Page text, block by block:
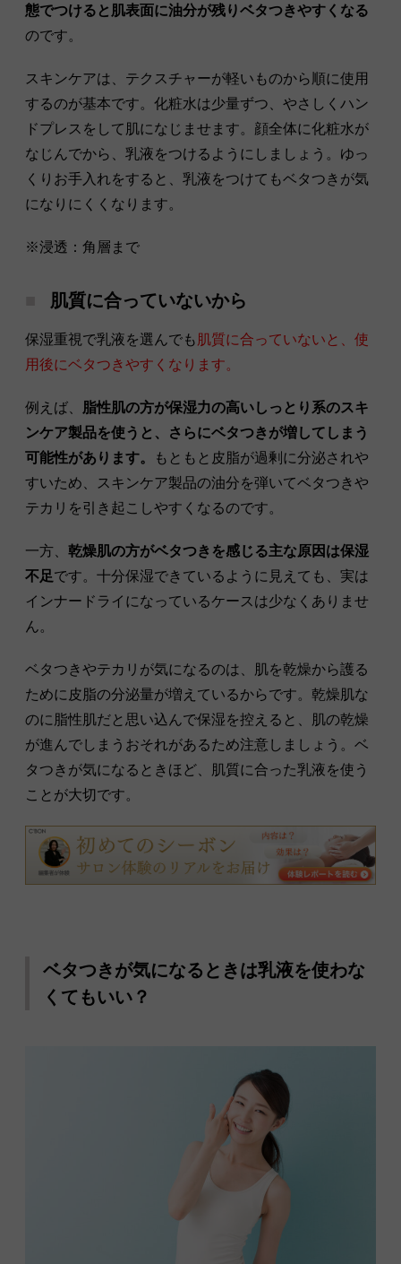
態でつけると肌表面に油分が残りベタつきやすくなる
のです。
スキンケアは、テクスチャーが軽いものから順に使用
するのが基本です。化粧水は少量ずつ、やさしくハン
ドプレスをして肌になじませます。顔全体に化粧水が
なじんでから、乳液をつけるようにしましょう。ゆっ
くりお手入れをすると、乳液をつけてもベタつきが気
になりにくくなります。
※浸透：角層まで
肌質に合っていないから
保湿重視で乳液を選んでも 肌質に合っていないと、使
用後にベタつきやすくなります。
例えば、
脂性肌の方が保湿力の高いしっとり系のスキ
ンケア製品を使うと、さらにベタつきが増してしまう
可能性があります。
もともと皮脂が過剰に分泌されや
すいため、スキンケア製品の油分を弾いてベタつきや
テカリを引き起こしやすくなるのです。
一方、 乾燥肌の方がベタつきを感じる主な原因は保湿
不足です。十分保湿できているように見えても、実は
インナードライになっているケースは少なくありませ
ん。
ベタつきやテカリが気になるのは、肌を乾燥から護る
ために皮脂の分泌量が増えているからです。乾燥肌な
のに脂性肌だと思い込んで保湿を控えると、肌の乾燥
が進んでしまうおそれがあるため注意しましょう。ベ
タつきが気になるときほど、肌質に合った乳液を使う
ことが大切です。
ベタつきが気になるときは乳液を使わな
くてもいい？